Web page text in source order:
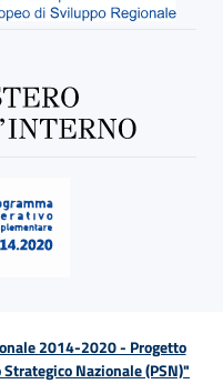
2014-2020 - Progetto
Nazionale (PSN)"